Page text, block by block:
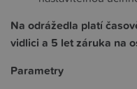
Na odrážedla platí
vidlici a 5 let záruka na
Parametry